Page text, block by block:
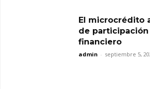
El microcrédito
de
financiero
admin - septiembre 5,